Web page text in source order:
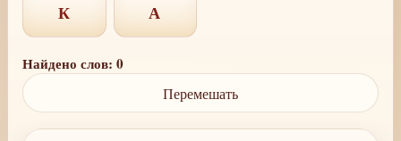
К А
Найдено слов: 0
Перемешать